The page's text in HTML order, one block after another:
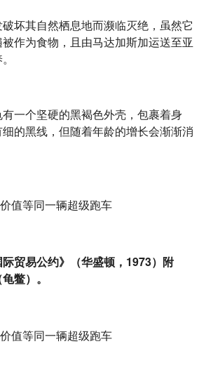
坏其自然栖息地而濒临灭绝，虽然它
作为食物，且由马达加斯加运送至亚
一个坚硬的黑褐色外壳，包裹着身
的黑线，但随着年龄的增长会渐渐消
际贸易公约》（华盛顿，1973）附
鳖）。